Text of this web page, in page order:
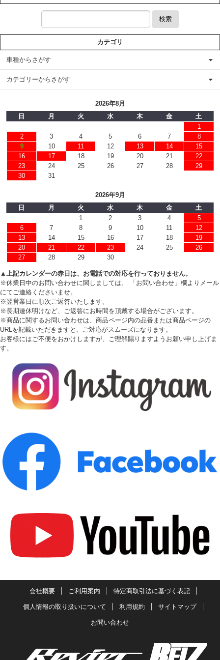
検索
カテゴリ
車種からさがす
カテゴリーからさがす
2026年8月
日
月 火 水 木 金
土
1
2
3 4 5 6 7
8
9
10 11 12 13 14
15
16
17 18 19 20 21
22
23
24 25 26 27 28
29
30
31
2026年9月
日
月 火 水 木 金
土
1
2 3 4
5
6
7 8 9 10 11
12
13
14 15 16 17 18
19
20
21 22 23 24 25
26
27
28 29 30
▲上記カレンダーの赤日は、お電話での対応を行っておりません。
※休業日中のお問い合わせに関しましては、 「お問い合わせ」欄よりメール
にてご連絡くださいませ。
※翌営業日に順次ご返答いたします。
※長期連休明けなど、ご返答にお時間を頂戴する場合がございます。
※商品に関するお問い合わせは、商品ページ内の品番または商品ページの
URLを記載いただきますと、ご対応がスムーズになります。
お客様にはご不便をおかけしますが、ご理解賜りますようお願い申し上げま
す。
会社概要 ご利用案内 特定商取引法に基づく表記
個人情報の取り扱いについて 利用規約 サイトマップ
お問い合わせ